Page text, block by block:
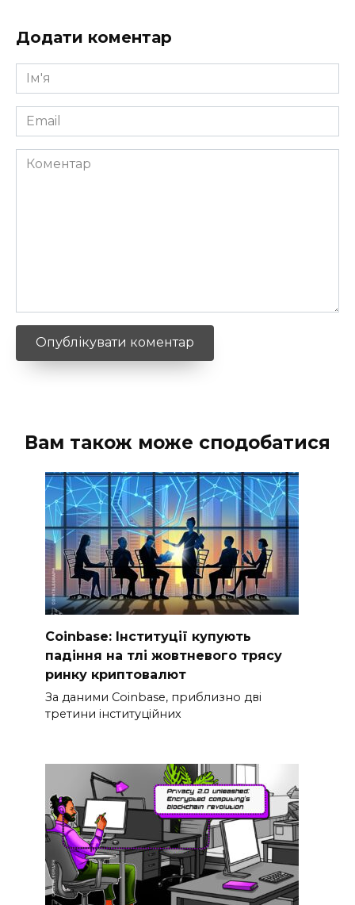
Додати коментар
Ім'я
*
Email
*
Коментар
Вам також може сподобатися
Coinbase: Інституції купують
падіння на тлі жовтневого трясу
ринку криптовалют
За даними Coinbase, приблизно дві
третини інституційних